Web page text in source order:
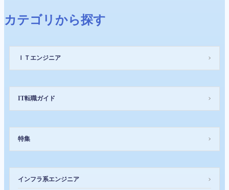
カテゴリから探す
ＩＴエンジニア ＞
IT転職ガイド ＞
特集 ＞
インフラ系エンジニア ＞